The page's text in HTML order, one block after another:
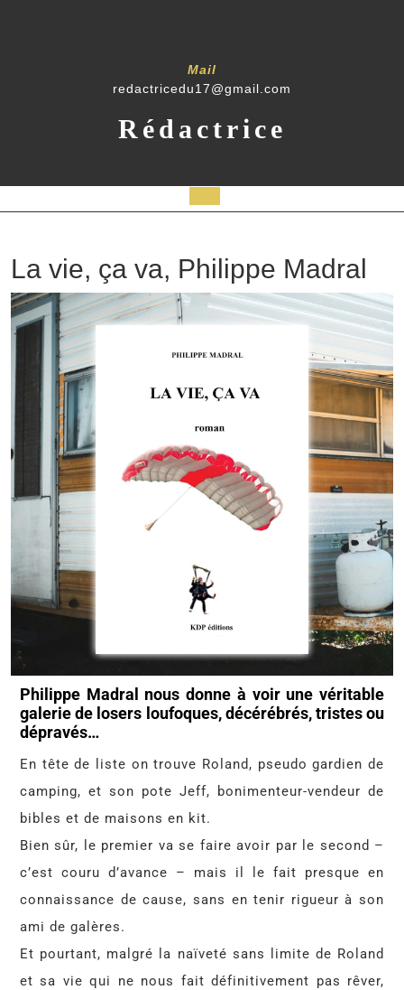
Mail
redactricedu17@gmail.com
Rédactrice
La vie, ça va, Philippe Madral
Philippe Madral nous donne à voir une véritable
galerie de losers loufoques, décérébrés, tristes ou
dépravés…
En tête de liste on trouve Roland, pseudo gardien de
camping, et son pote Jeff, bonimenteur-vendeur de
bibles et de maisons en kit.
Bien sûr, le premier va se faire avoir par le second –
c’est couru d’avance – mais il le fait presque en
connaissance de cause, sans en tenir rigueur à son
ami de galères.
Et pourtant, malgré la naïveté sans limite de Roland
et sa vie qui ne nous fait définitivement pas rêver,